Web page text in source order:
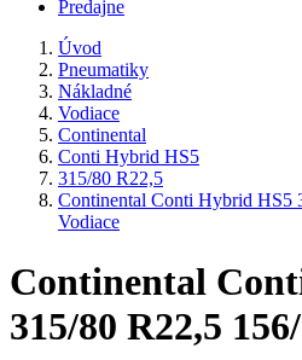
Predajne
Úvod
Pneumatiky
Nákladné
Vodiace
Continental
Conti Hybrid HS5
315/80 R22,5
Continental Conti Hybrid HS5
Vodiace
Continental
315/80 R22,5